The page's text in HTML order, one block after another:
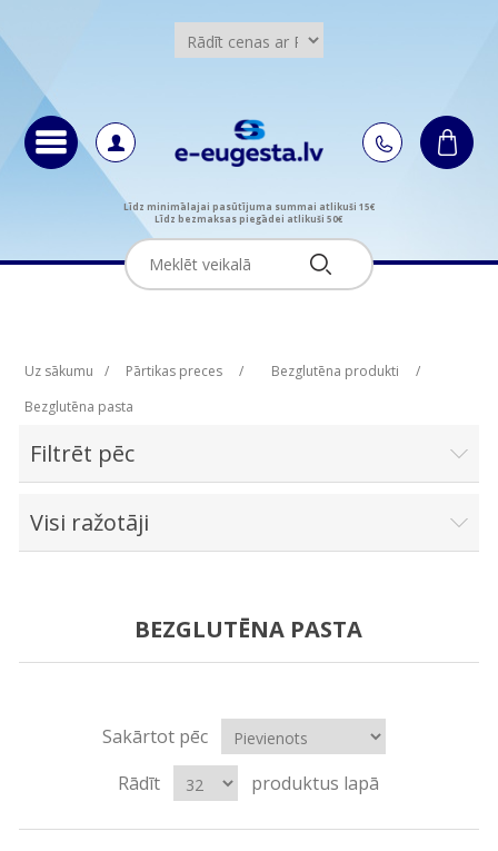
Līdz minimālajai pasūtījuma summai atlikuši 15€
Līdz bezmaksas piegādei atlikuši 50€
Uz sākumu / Pārtikas preces / Bezglutēna produkti
/
Bezglutēna pasta
Filtrēt pēc
Visi ražotāji
BEZGLUTĒNA PASTA
Sakārtot pēc
Rādīt
produktus lapā